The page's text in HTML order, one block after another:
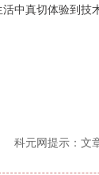
中真切体验到技
科元网提示：文